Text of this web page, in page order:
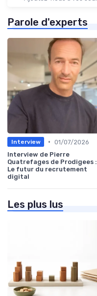
Parole d'experts
Interview • 01/07/2026
Interview de Pierre
Quatrefages de Prodigees :
Le futur du recrutement
digital
Les plus lus